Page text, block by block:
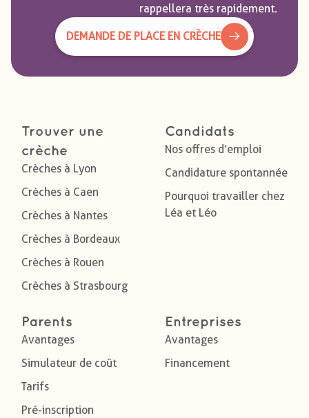
rappellera très rapidement.
DEMANDE DE PLACE EN CRÈCHE
Trouver une
crèche
Crèches à Lyon
Crèches à Caen
Crèches à Nantes
Crèches à Bordeaux
Crèches à Rouen
Crèches à Strasbourg
Candidats
Nos offres d’emploi
Candidature spontannée
Pourquoi travailler chez
Léa et Léo
Parents
Avantages
Simulateur de coût
Tarifs
Pré-inscription
Entreprises
Avantages
Financement